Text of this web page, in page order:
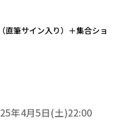
直筆サイン入り）＋集合ショ
年4月5日(土)22:00